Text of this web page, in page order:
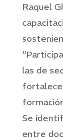
Raquel
las de
Se
entre